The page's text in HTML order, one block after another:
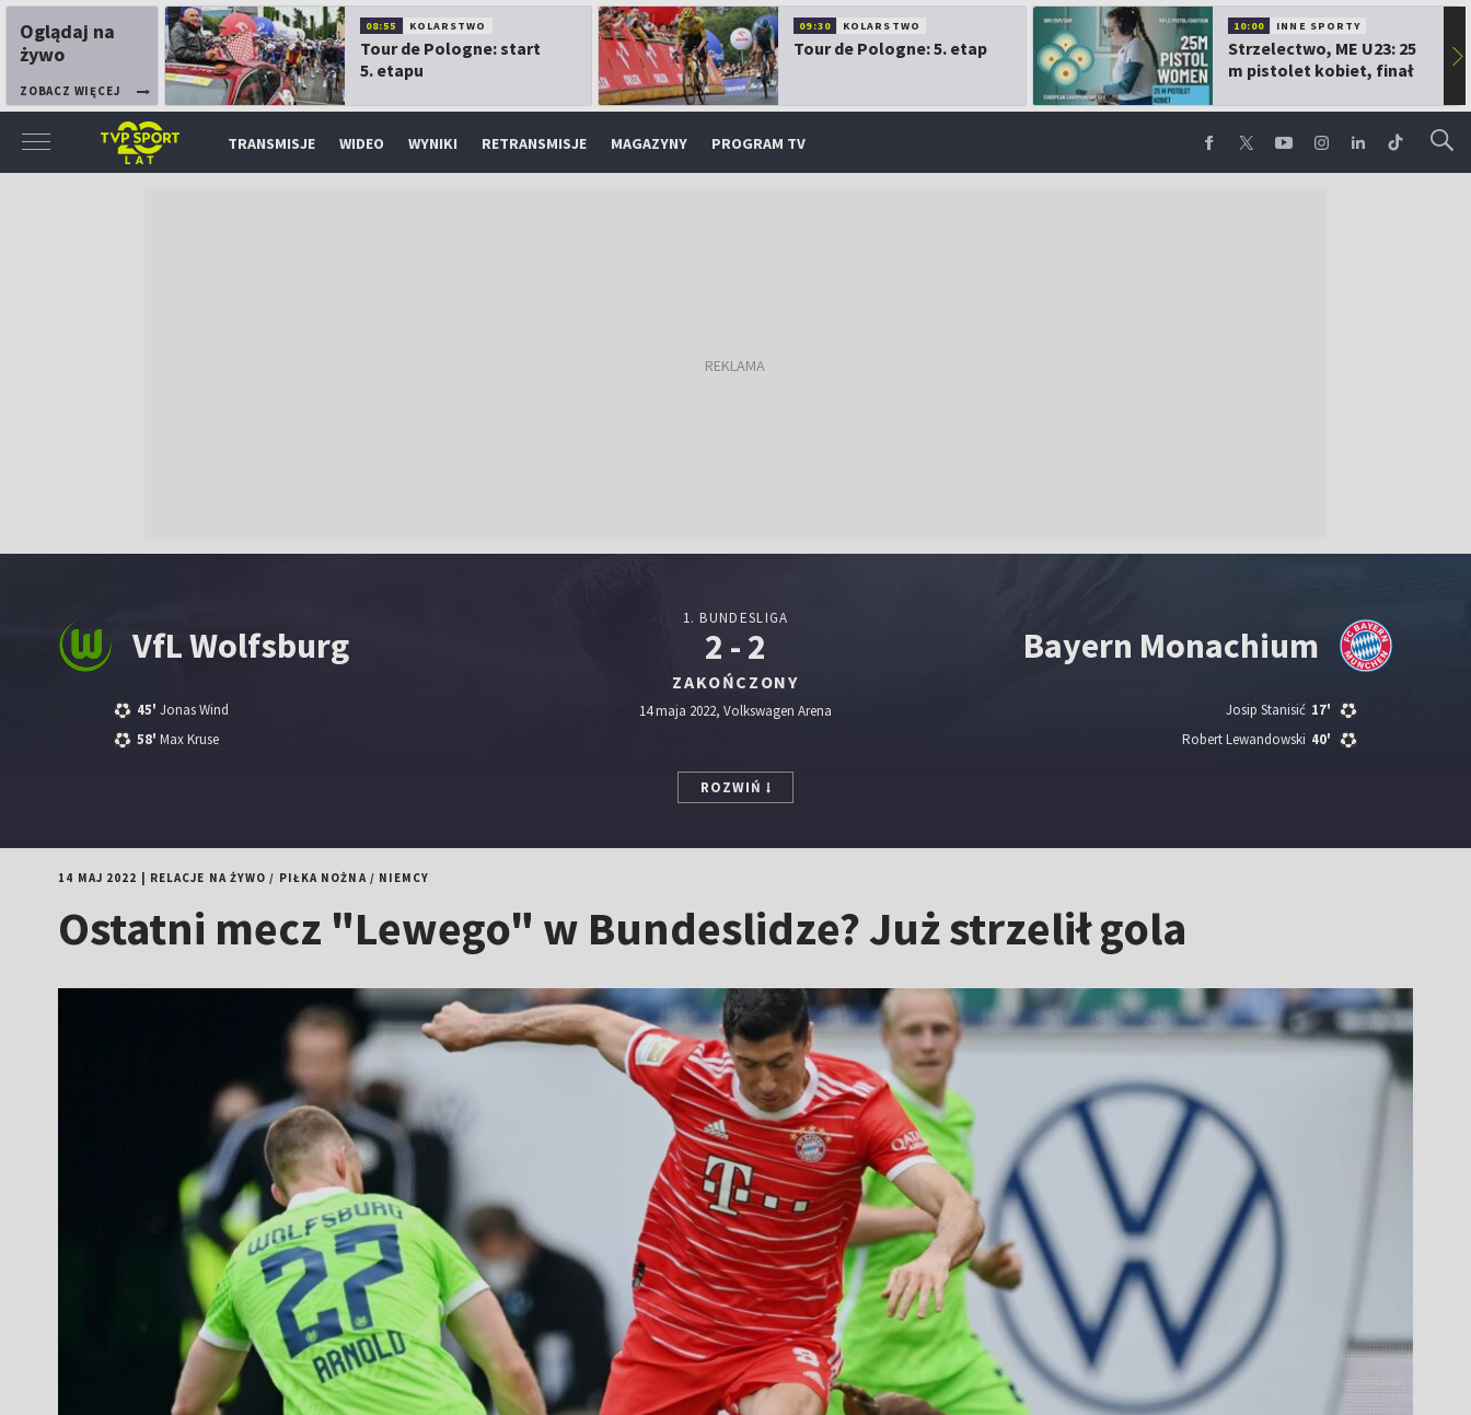
Oglądaj na
żywo
ZOBACZ WIĘCEJ
08:55 KOLARSTWO
Tour de Pologne: start
5. etapu
09:30 KOLARSTWO
Tour de Pologne: 5. etap
10:00 INNE SPORTY
Strzelectwo, ME U23: 25
m pistolet kobiet, finał
▶
TRANSMISJE WIDEO WYNIKI RETRANSMISJE MAGAZYNY PROGRAM TV
VfL Wolfsburg
45' Jonas Wind
58' Max Kruse
1. BUNDESLIGA
2 - 2
ZAKOŃCZONY
14 maja 2022, Volkswagen Arena
Bayern Monachium
17'
Josip Stanisić
40'
Robert Lewandowski
ROZWIŃ
14 MAJ 2022 RELACJE NA ŻYWO / PIŁKA NOŻNA/ NIEMCY
Ostatni mecz "Lewego" w Bundeslidze? Już strzelił gola